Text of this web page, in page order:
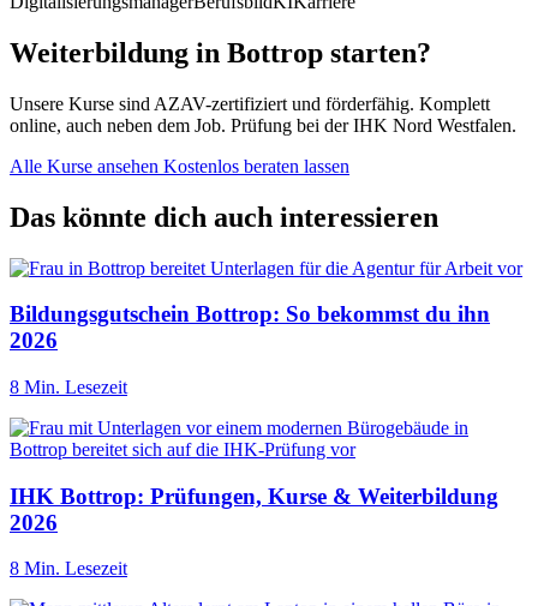
Weiterbildung in Bottrop starten?
Unsere Kurse sind AZAV-zertifiziert und förderfähig. Komplett
online, auch neben dem Job. Prüfung bei der IHK Nord Westfalen.
Alle Kurse ansehen Kostenlos beraten lassen
Das könnte dich auch interessieren
Bildungsgutschein Bottrop: So bekommst du ihn
2026
8 Min. Lesezeit
IHK Bottrop: Prüfungen, Kurse & Weiterbildung
2026
8 Min. Lesezeit